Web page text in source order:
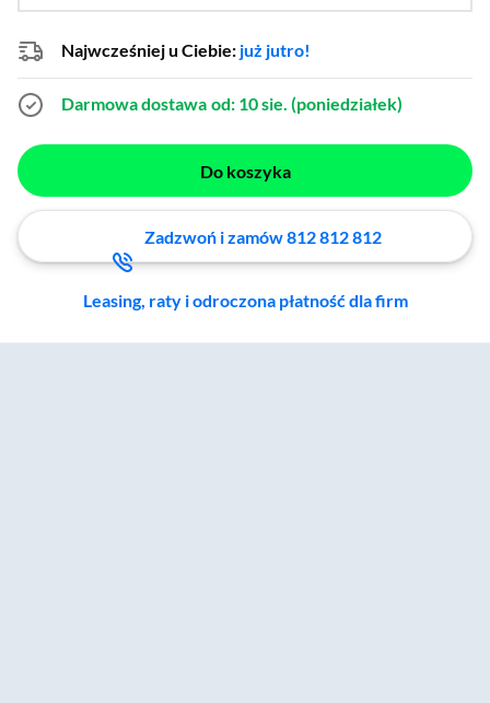
Najwcześniej u Ciebie: już jutro!
Darmowa dostawa od: 10 sie. (poniedziałek)
Do koszyka
Zadzwoń i zamów 812 812 812
Leasing, raty i odroczona płatność dla firm